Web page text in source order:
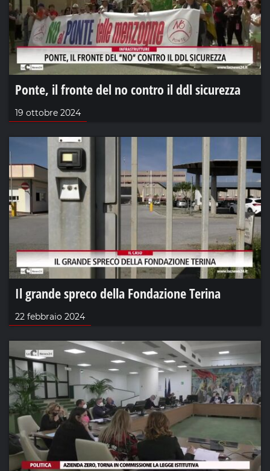
Ponte, il fronte del no contro il ddl sicurezza
19 ottobre 2024
Il grande spreco della Fondazione Terina
22 febbraio 2024